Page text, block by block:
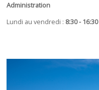
Administration
Lundi au vendredi : 8:30 - 16:30